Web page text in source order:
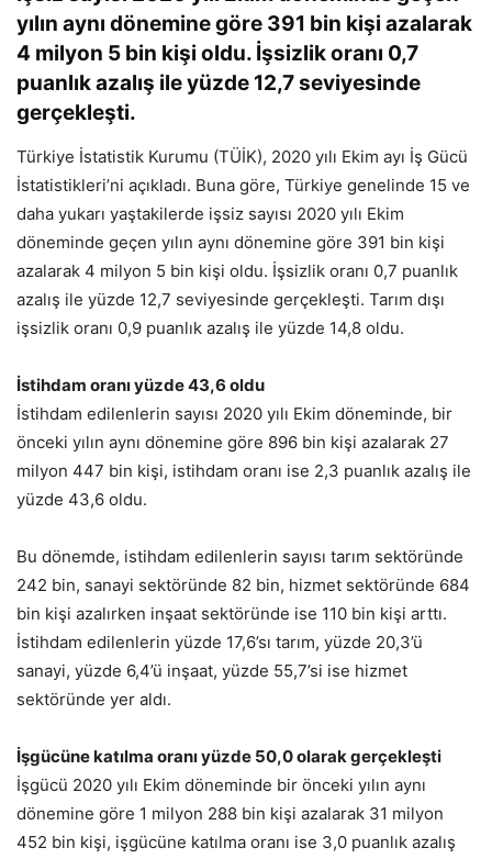
yılın aynı dönemine göre 391 bin kişi azalarak
4 milyon 5 bin kişi oldu. İşsizlik oranı 0,7
puanlık azalış ile yüzde 12,7 seviyesinde
gerçekleşti.
Türkiye İstatistik Kurumu (TÜİK), 2020 yılı Ekim ayı İş Gücü
İstatistikleri’ni açıkladı. Buna göre, Türkiye genelinde 15 ve
daha yukarı yaştakilerde işsiz sayısı 2020 yılı Ekim
döneminde geçen yılın aynı dönemine göre 391 bin kişi
azalarak 4 milyon 5 bin kişi oldu. İşsizlik oranı 0,7 puanlık
azalış ile yüzde 12,7 seviyesinde gerçekleşti. Tarım dışı
işsizlik oranı 0,9 puanlık azalış ile yüzde 14,8 oldu.
İstihdam oranı yüzde 43,6 oldu
İstihdam edilenlerin sayısı 2020 yılı Ekim döneminde, bir
önceki yılın aynı dönemine göre 896 bin kişi azalarak 27
milyon 447 bin kişi, istihdam oranı ise 2,3 puanlık azalış ile
yüzde 43,6 oldu.
Bu dönemde, istihdam edilenlerin sayısı tarım sektöründe
242 bin, sanayi sektöründe 82 bin, hizmet sektöründe 684
bin kişi azalırken inşaat sektöründe ise 110 bin kişi arttı.
İstihdam edilenlerin yüzde 17,6’sı tarım, yüzde 20,3’ü
sanayi, yüzde 6,4’ü inşaat, yüzde 55,7’si ise hizmet
sektöründe yer aldı.
İşgücüne katılma oranı yüzde 50,0 olarak gerçekleşti
İşgücü 2020 yılı Ekim döneminde bir önceki yılın aynı
dönemine göre 1 milyon 288 bin kişi azalarak 31 milyon
452 bin kişi, işgücüne katılma oranı ise 3,0 puanlık azalış